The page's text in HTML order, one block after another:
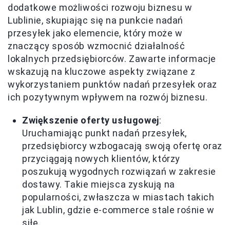
dodatkowe możliwości rozwoju biznesu w
Lublinie, skupiając się na punkcie nadań
przesyłek jako elemencie, który może w
znaczący sposób wzmocnić działalność
lokalnych przedsiębiorców. Zawarte informacje
wskazują na kluczowe aspekty związane z
wykorzystaniem punktów nadań przesyłek oraz
ich pozytywnym wpływem na rozwój biznesu.
Zwiększenie oferty usługowej:
Uruchamiając punkt nadań przesyłek,
przedsiębiorcy wzbogacają swoją ofertę oraz
przyciągają nowych klientów, którzy
poszukują wygodnych rozwiązań w zakresie
dostawy. Takie miejsca zyskują na
popularności, zwłaszcza w miastach takich
jak Lublin, gdzie e-commerce stale rośnie w
siłę.